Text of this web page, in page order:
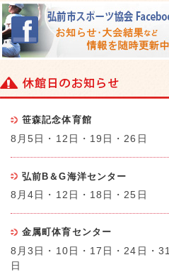
笹森記念体育館
8月5日・12日・19日・26日
弘前B＆G海洋センター
8月4日・12日・18日・25日
金属町体育センター
8月3日・10日・17日・24日・31
日